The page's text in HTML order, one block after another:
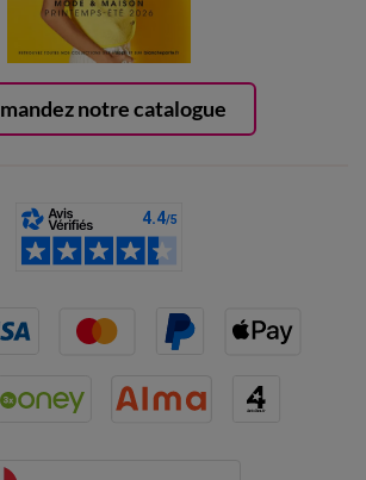
notre catalogue